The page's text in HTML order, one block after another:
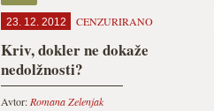
23. 12. 2012 CENZURIRANO
Kriv, dokler ne dokaže
nedolžnosti?
Avtor: Romana Zelenjak